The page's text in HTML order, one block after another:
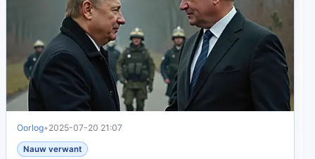
Oorlog• 2025-07-20 21:07
Nauw verwant